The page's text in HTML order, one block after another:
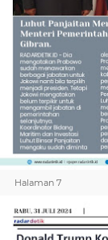
Halaman 7